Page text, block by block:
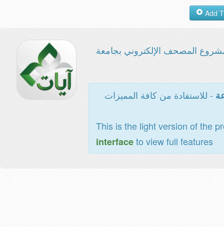
المصحف الإلكتروني بجامعة
- للاستفادة من كافة المميزات
This is the light version of the
interfaceto view full features